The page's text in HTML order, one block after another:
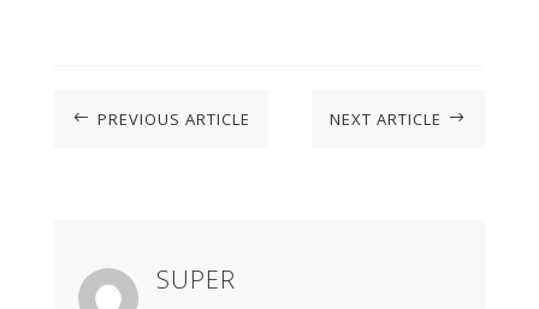
# PREVIOUS ARTICLE NEXT ARTICLE $
SUPER